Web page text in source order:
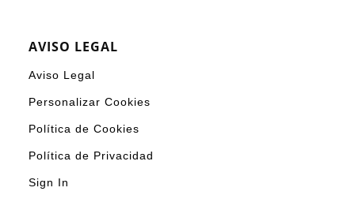
AVISO LEGAL
Aviso Legal
Personalizar Cookies
Política de Cookies
Política de Privacidad
Sign In